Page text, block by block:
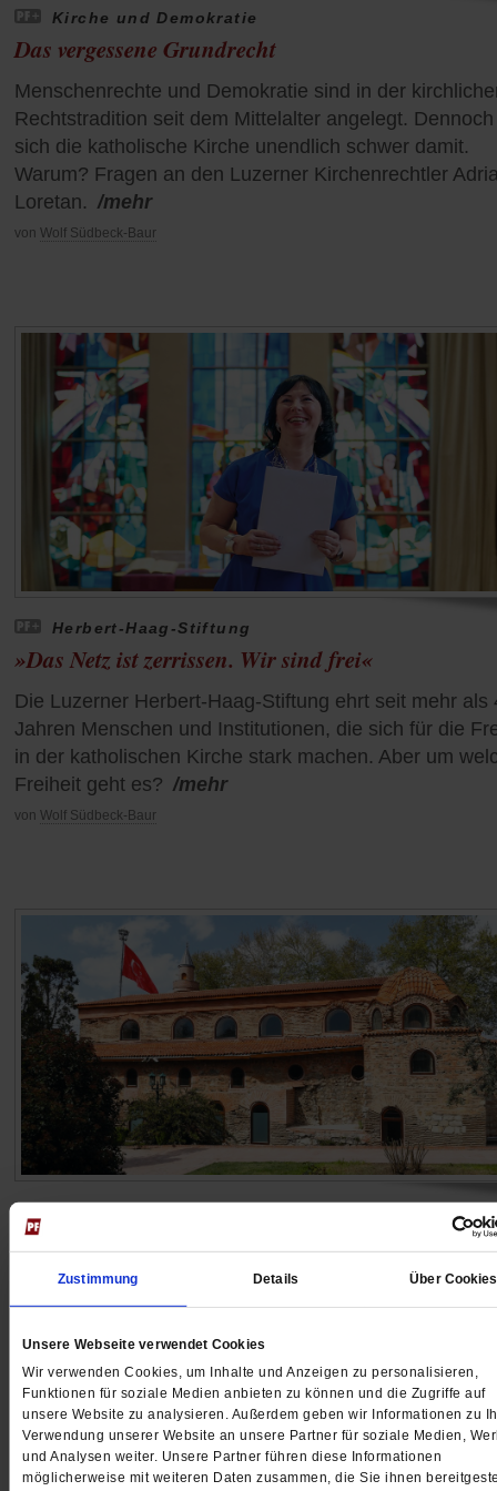
Zustimmung Details Über Cookies
Unsere Webseite verwendet Cookies
Wir verwenden Cookies, um Inhalte und Anzeigen zu personalisieren,
Funktionen für soziale Medien anbieten zu können und die Zugriffe auf
unsere Website zu analysieren. Außerdem geben wir Informationen zu
Verwendung unserer Website an unsere Partner für soziale Medien,
und Analysen weiter. Unsere Partner führen diese Informationen
möglicherweise mit weiteren Daten zusammen, die Sie ihnen
Kirche und Demokratie
Das vergessene Grundrecht
Menschenrechte und Demokratie sind in der
Rechtstradition seit dem Mittelalter angelegt.
sich die katholische Kirche unendlich schwer damit.
Warum? Fragen an den Luzerner Kirchenrechtler
Loretan. /mehr
von Wolf Südbeck-Baur
Herbert-Haag-Stiftung
»Das Netz ist zerrissen. Wir sind frei«
Die Luzerner Herbert-Haag-Stiftung ehrt seit mehr als
Jahren Menschen und Institutionen, die sich für die
in der katholischen Kirche stark machen. Aber um
Freiheit geht es? /mehr
von Wolf Südbeck-Baur
Kein Konstantin, nirgends
In Nicäa, dem heutigen Iznik, wurde vor 1700 Jahren
Glaubensbekenntnis der Christenheit formuliert. Unser
Autor hat die türkische Kleinstadt besucht – und war
angetan von ihrer Schönheit. /mehr
vonMarian Brehmer